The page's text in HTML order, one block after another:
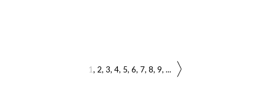
1 2 3 4 5 6 7 8 9 ...